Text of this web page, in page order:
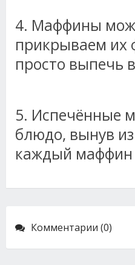
4. Маффины
прикрываем их
просто выпечь
5. Испечённые
блюдо, вынув
каждый
Комментарии (0)